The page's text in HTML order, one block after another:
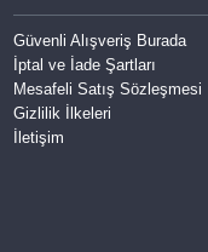
Güvenli Alışveriş Burada
İptal ve İade Şartları
Mesafeli Satış Sözleşmesi
Gizlilik İlkeleri
İletişim